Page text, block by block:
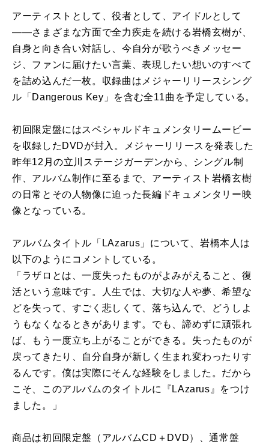
アーティストとして、役者として、アイドルとして
——さまざまな方面で全力疾走を続ける岩橋玄樹が、
自身と向き合い対話し、今自分が歌うべきメッセー
ジ、ファンに届けたい言葉、表現したい想いのすべて
を詰め込んだ一枚。収録曲はメジャーリリースシング
ル「Dangerous Key」を含む全11曲を予定している。
初回限定盤にはスペシャルドキュメンタリームービー
を収録したDVDが封入。メジャーリリースを発表した
昨年12月の立川ステージガーデンから、シングル制
作、アルバム制作に至るまで、アーティスト岩橋玄樹
の日常とその人物像に迫った長編ドキュメンタリー映
像となっている。
アルバムタイトル「LAzarus」について、岩橋本人は
以下のようにコメントしている。
「ラザロとは、一度失ったものがよみがえること、復
活という意味です。人生では、大切な人や夢、希望な
どを失って、すごく悲しくて、落ち込んで、どうしよ
うもなくなるときがあります。でも、諦めずに頑張れ
ば、もう一度立ち上がることができる。失ったものが
戻ってきたり、自分自身が新しく生まれ変わったりす
るんです。僕は実際にそんな経験をしました。だから
こそ、このアルバムのタイトルに『LAzarus』をつけ
ました。」
商品は初回限定盤（アルバムCD＋DVD）、通常盤